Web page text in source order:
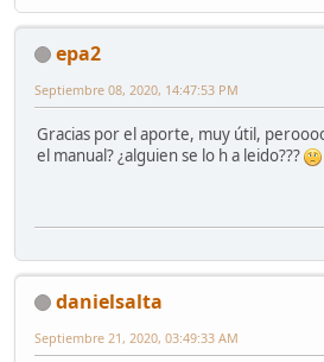
epa2
Septiembre 08, 2020, 14:47:53 PM
Gracias por el aporte, muy útil,
el manual? ¿alguien se lo h a leido???
danielsalta
Septiembre 21, 2020, 03:49:33 AM